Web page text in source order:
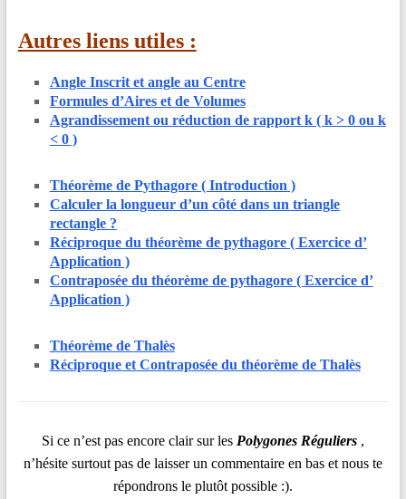
Autres liens utiles :
Angle Inscrit et angle au Centre
Formules d’Aires et de Volumes
Agrandissement ou réduction de rapport k ( k > 0 ou k
< 0 )
Théorème de Pythagore ( Introduction )
Calculer la longueur d’un côté dans un triangle
rectangle ?
Réciproque du théorème de pythagore ( Exercice d’
Application )
Contraposée du théorème de pythagore ( Exercice d’
Application )
Théorème de Thalès
Réciproque et Contraposée du théorème de Thalès
Si ce n’est pas encore clair sur les Polygones Réguliers ,
n’hésite surtout pas de laisser un commentaire en bas et nous te
répondrons le plutôt possible :).